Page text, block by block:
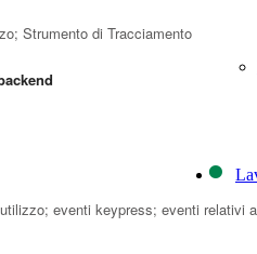
Strumento di Tracciamento
eventi keypress; eventi relativi